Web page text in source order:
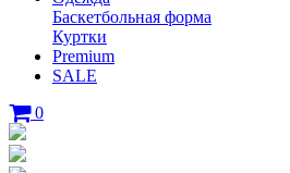
Баскетбольная форма
Куртки
Premium
SALE
0